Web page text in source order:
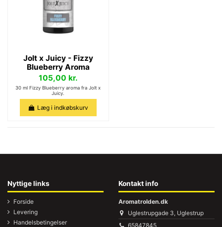
Jolt x Juicy - Fizzy
Blueberry Aroma
105,00 kr.
30 ml Fizzy Blueberry aroma fra Jolt x
Juicy.
Læg i indkøbskurv
Nyttige links
Forside
Levering
Handelsbetingelser
Kontakt info
Aromatrolden.dk
Uglestrupgade 3, Uglestrup
65847845